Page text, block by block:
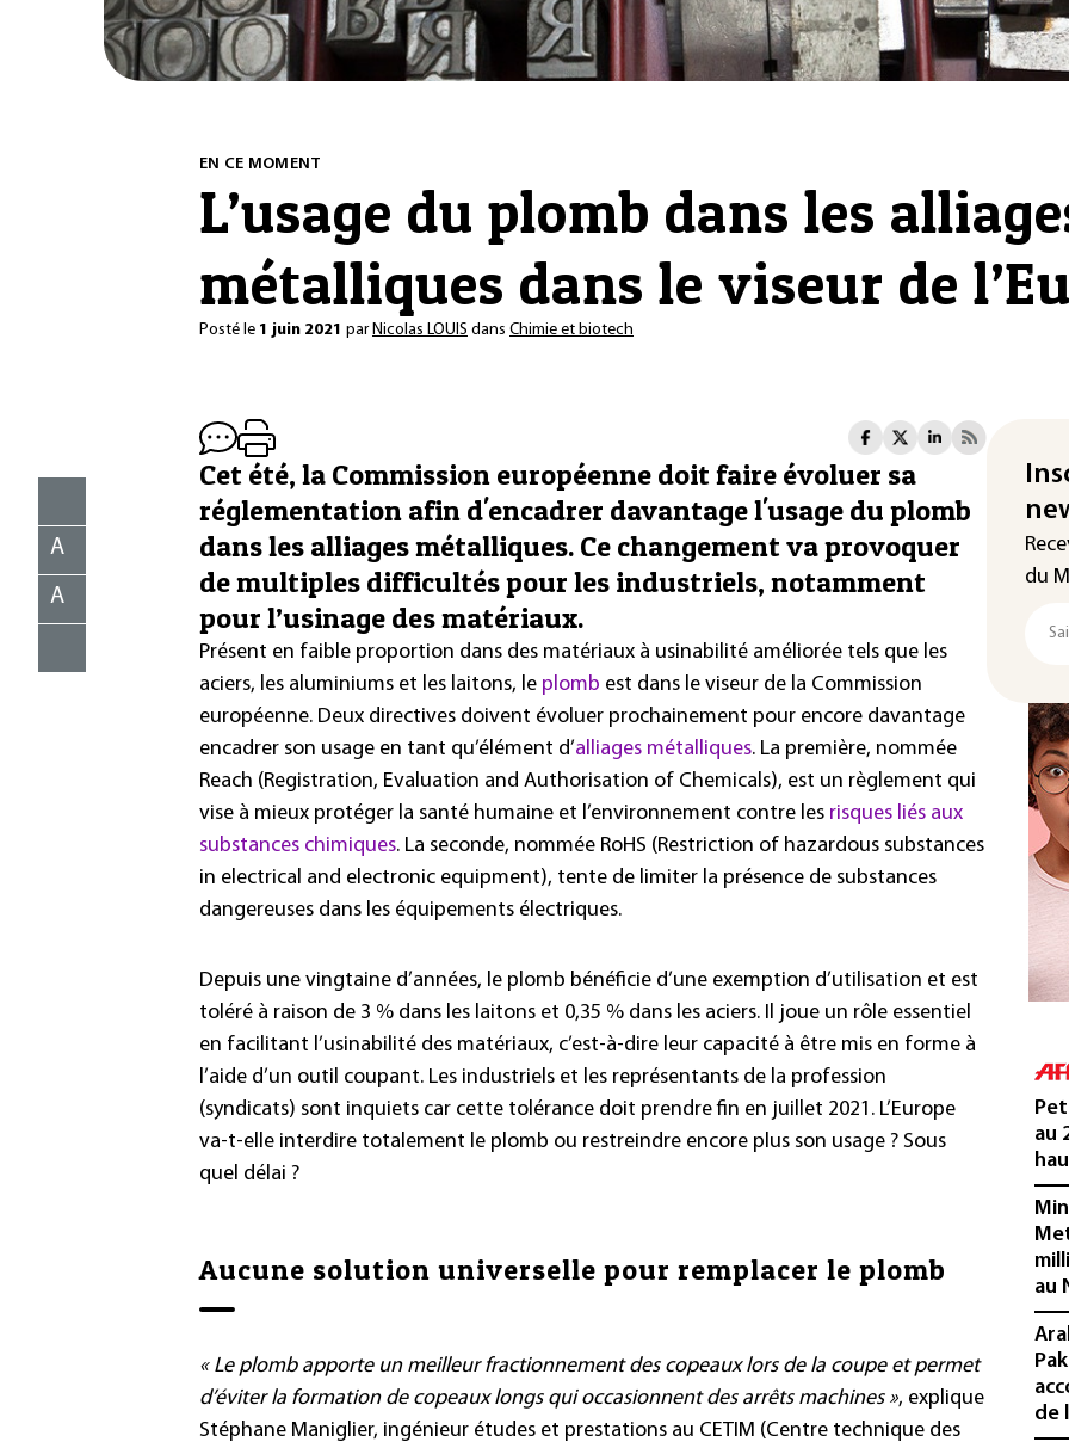
EN CE MOMENT
L’usage du plomb dans les
métalliques dans le viseur de
Posté le 1 juin 2021 par Nicolas LOUIS dans Chimie et biotech
A
A
Cet été, la Commission européenne doit faire évoluer sa
réglementation afin d'encadrer davantage l'usage du plomb
dans les alliages métalliques. Ce changement va provoquer
de multiples difficultés pour les industriels, notamment
pour l’usinage des matériaux.
Présent en faible proportion dans des matériaux à usinabilité améliorée tels que les
aciers, les aluminiums et les laitons, le plomb est dans le viseur de la Commission
européenne. Deux directives doivent évoluer prochainement pour encore davantage
encadrer son usage en tant qu’élément d’alliages métalliques. La première, nommée
Reach (Registration, Evaluation and Authorisation of Chemicals), est un règlement qui
vise à mieux protéger la santé humaine et l’environnement contre les risques liés aux
substances chimiques. La seconde, nommée RoHS (Restriction of hazardous substances
in electrical and electronic equipment), tente de limiter la présence de substances
dangereuses dans les équipements électriques.
Depuis une vingtaine d’années, le plomb bénéficie d’une exemption d’utilisation et est
toléré à raison de 3 % dans les laitons et 0,35 % dans les aciers. Il joue un rôle essentiel
en facilitant l’usinabilité des matériaux, c’est-à-dire leur capacité à être mis en forme à
l’aide d’un outil coupant. Les industriels et les représentants de la profession
(syndicats) sont inquiets car cette tolérance doit prendre fin en juillet 2021. L’Europe
va-t-elle interdire totalement le plomb ou restreindre encore plus son usage ? Sous
quel délai ?
Aucune solution universelle pour remplacer le plomb
« Le plomb apporte un meilleur fractionnement des copeaux lors de la coupe et permet
d’éviter la formation de copeaux longs qui occasionnent des arrêts machines », explique
Stéphane Maniglier, ingénieur études et prestations au CETIM (Centre technique des
du
au
au
de